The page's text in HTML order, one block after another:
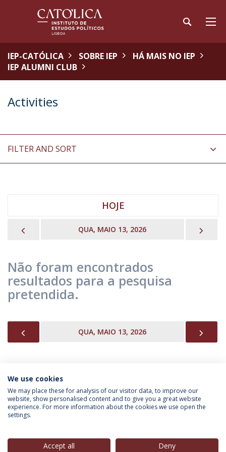
IEP-CATÓLICA SOBRE IEP
HÁ MAIS NO IEP
IEP ALUMNI CLUB
Activities
FILTER AND SORT
HOJE
QUA, MAIO 13, 2026
Não foram encontrados
resultados para a pesquisa
pretendida.
QUA, MAIO 13, 2026
INFORMAÇÃO PARA
We use cookies
We may place these for analysis of our visitor data, to improve our
website, show personalised content and to give you a great website
experience. For more information about the cookies we use open the
settings.
Accept all Deny